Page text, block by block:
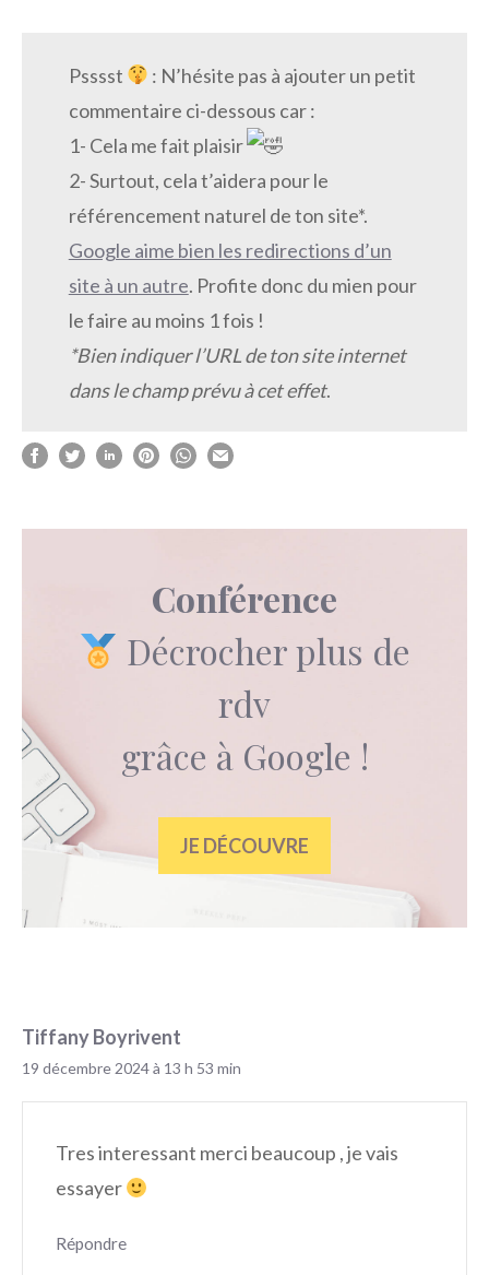
Psssst
: N’hésite pas à ajouter un petit
commentaire ci-dessous car :
1- Cela me fait plaisir
2- Surtout, cela t’aidera pour le
référencement naturel de ton site*.
Google aime bien les redirections d’un
site à un autre. Profite donc du mien pour
le faire au moins 1 fois !
*Bien indiquer l’URL de ton site internet
dans le champ prévu à cet effet.
Conférence
Décrocher plus de
rdv
grâce à Google !
JE DÉCOUVRE
Tiffany Boyrivent
19 décembre 2024 à 13 h 53 min
Tres interessant merci beaucoup , je vais
essayer
Répondre